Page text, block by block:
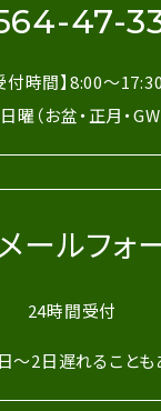
47-
付時間】8:00～17:30
曜（お盆・正月・GW
ールフォ
24時間受付
2日遅れることも